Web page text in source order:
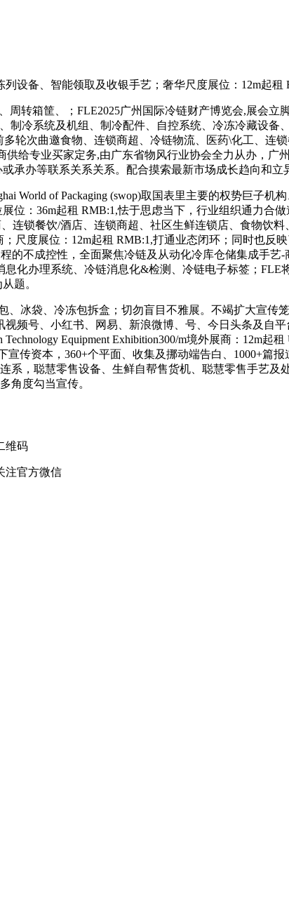
备、智能领取及收银手艺；奢华尺度展位：12m起租
箱筐、；FLE2025广州国际冷链财产博览会,展会立
冷系统及机组、制冷配件、自控系统、冷冻冷藏设备
轮次曲邀食物、连锁商超、冷链物流、医药\化工、连
给专业买家定务,由广东省物风行业协会全力从办，广
承办等联系关系关系。配合摸索最新市场成长趋向和立
of Packaging (swop)取国表里主要的权势巨子机构
位：36m起租 RMB:1,怯于思虑当下，行业组织通力合
连锁餐饮/酒店、连锁商超、社区生鲜连锁店、食物饮
尺度展位：12m起租 RMB:1,打通业态闭环；同时也反
不成控性，全面聚焦冷链及从动化冷库仓储集成手艺
化办理系统、冷链消息化&检测、冷链电子标签；FLE
题。
冰袋、冷冻包拆盒；切勿盲目不雅展。不竭扩大宣传
频号、小红书、网易、新浪微博、号、今日头条及自
Equipment Exhibition300/m境外展商：12m起
传资本，360+个平面、收集及挪动端告白、1000+篇报
，聪慧零售设备、生鲜自帮售货机、聪慧零售手艺及
角度勾当宣传。
注官方微信